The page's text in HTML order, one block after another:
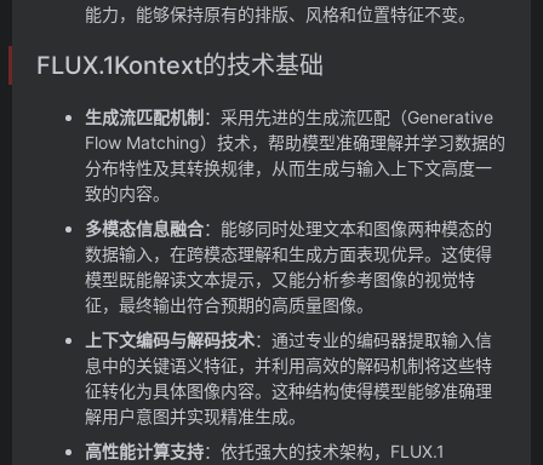
能力，能够保持原有的排版、风格和位置特征不变。
FLUX.1Kontext的技术基础
生成流匹配机制 ：采用先进的生成流匹配（Generative
Flow Matching）技术，帮助模型准确理解并学习数据的
分布特性及其转换规律，从而生成与输入上下文高度一
致的内容。
多模态信息融合：能够同时处理文本和图像两种模态的
数据输入，在跨模态理解和生成方面表现优异。这使得
模型既能解读文本提示，又能分析参考图像的视觉特
征，最终输出符合预期的高质量图像。
上下文编码与解码技术：通过专业的编码器提取输入信
息中的关键语义特征，并利用高效的解码机制将这些特
征转化为具体图像内容。这种结构使得模型能够准确理
解用户意图并实现精准生成。
高性能计算支持：依托强大的技术架构，FLUX.1